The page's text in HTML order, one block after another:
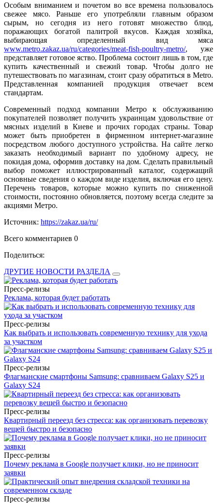
Особым вниманием и почетом во все времена пользовалось
свежее мясо. Раньше его употребляли главным образом
сырым, но сегодня из него готовят множество блюд,
поражающих богатой палитрой вкусов. Каждая хозяйка,
выбирающая определенный вид мяса
www.metro.zakaz.ua/ru/categories/meat-fish-poultry-metro/, уже
представляет готовое яство. Проблема состоит лишь в том, где
купить качественный и свежий товар. Чтобы долго не
путешествовать по магазинам, стоит сразу обратиться в Metro.
Представленная компанией продукция отвечает всем
стандартам.
Современный подход компании Метро к обслуживанию
покупателей позволяет получить украинцам удовольствие от
мясных изделий в Киеве и прочих городах страны. Товар
может быть приобретен в фирменном интернет-магазине
посредством любого доступного устройства. На сайте легко
заказать необходимый вариант по удобному адресу, не
покидая дома, оформив доставку на дом. Сделать правильный
выбор поможет иллюстрированный каталог, содержащий
основные сведения о каждом виде изделия, включая его цену.
Перечень товаров, которые можно купить по сниженной
стоимости, постоянно обновляется, поэтому всегда следите за
акциями Метро.
Источник: https://zakaz.ua/ru/
Всего комментариев 0
Поделиться:
ДРУГИЕ НОВОСТИ РАЗДЕЛА
Пресс-релизы
Реклама, которая будет работать
Пресс-релизы
Как выбрать и использовать современную технику для ухода
за участком
Пресс-релизы
Флагманские смартфоны Samsung: сравниваем Galaxy S25 и
Galaxy S24
Пресс-релизы
Квартирный переезд без стресса: как организовать перевозку
вещей быстро и безопасно
Пресс-релизы
Почему реклама в Google получает клики, но не приносит
заявки
Пресс-релизы